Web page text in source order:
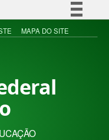
Simplifique!
à informação
MAPA DO SITE